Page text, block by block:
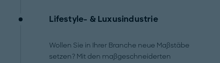
Lifestyle- & Luxusindustrie
Wollen Sie in Ihrer Branche neue Maßstäbe
setzen? Mit den maßgeschneiderten